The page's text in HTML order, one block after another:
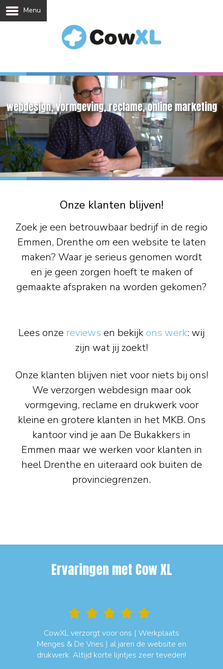
Menu
webdesign, vormgeving, reclame, online marketing
Onze klanten blijven!
Zoek je een betrouwbaar bedrijf in de regio
Emmen, Drenthe om een website te laten
maken? Waar je serieus genomen wordt
en je geen zorgen hoeft te maken of
gemaakte afspraken na worden gekomen?
Lees onze reviews en bekijkons werk: wij
zijn wat jij zoekt!
Onze klanten blijven niet voor niets bij ons!
We verzorgen webdesign maar ook
vormgeving, reclame en drukwerk voor
kleine en grotere klanten in het MKB. Ons
kantoor vind je aan De Bukakkers in
Emmen maar we werken voor klanten in
heel Drenthe en uiteraard ook buiten de
provinciegrenzen.
Ervaringen met Cow XL
CowXL verzorgt voor ons ( Werkplaats
Menges & De Vries ) al jaren de website en
drukwerk. Altijd korte lijntjes zeer teveden!